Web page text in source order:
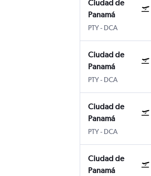
Ciudad de
Panamá
PTYCiudad de
- DCA
Ciudad de
Panamá
PTYCiudad de
- DCA
Ciudad de
Panamá
PTYCiudad de
- DCA
Ciudad de
Panamá